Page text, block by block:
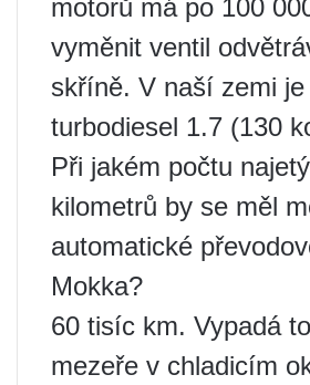
motorů má po 100
vyměnit ventil
skříně. V naší zemi
turbodiesel 1.7 (130
Při jakém počtu
kilometrů by se měl
automatické
Mokka?
60 tisíc km. Vypadá
mezeře v chladicím